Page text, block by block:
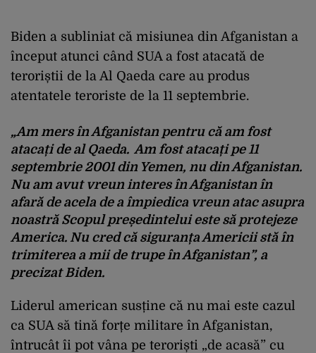
Biden a subliniat că misiunea din Afganistan a
început atunci când SUA a fost atacată de
teroriștii de la Al Qaeda care au produs
atentatele teroriste de la 11 septembrie.
„Am mers în Afganistan pentru că am fost
atacați de al Qaeda. Am fost atacați pe 11
septembrie 2001 din Yemen, nu din Afganistan.
Nu am avut vreun interes în Afganistan în
afară de acela de a împiedica vreun atac asupra
noastră Scopul președintelui este să protejeze
America. Nu cred că siguranța Americii stă în
trimiterea a mii de trupe în Afganistan”, a
precizat Biden.
Liderul american susține că nu mai este cazul
ca SUA să tină forțe militare în Afganistan,
întrucât îi pot vâna pe teroriști „de acasă” cu